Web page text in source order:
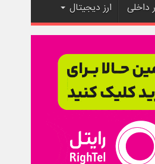
داخلی ارز دیجیتال